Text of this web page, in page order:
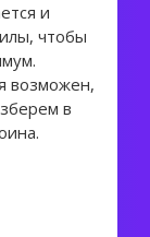
и
чтобы
возможен,
в